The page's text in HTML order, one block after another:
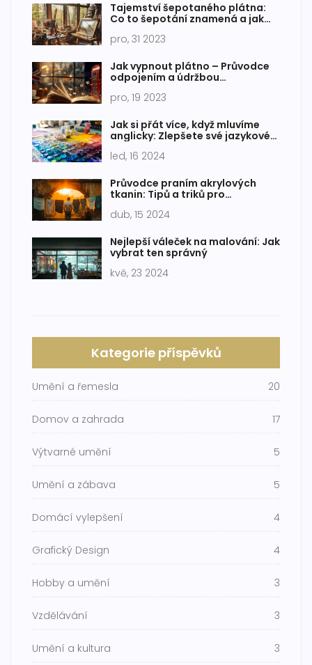
Tajemství šepotaného plátna:
Co to šepotání znamená a jak
pro, 31 2023
Jak vypnout plátno – Průvodce
odpojením a údržbou
pro, 19 2023
Jak si přát více, když mluvíme
anglicky: Zlepšete své jazykové
led, 16 2024
Průvodce praním akrylových
tkanin: Tipů a triků pro
dub, 15 2024
Nejlepší váleček na malování: Jak
vybrat ten správný
kvě, 23 2024
Kategorie příspěvků
Umění a řemesla 20
Domov a zahrada 17
Výtvarné umění 5
Umění a zábava 5
Domácí vylepšení 4
Grafický Design 4
Hobby a umění 3
Vzdělávání 3
Umění a kultura 3